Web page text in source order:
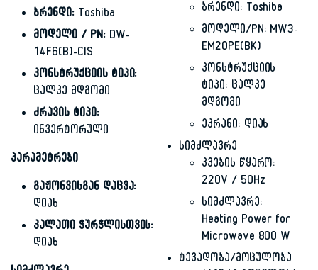
ბრენდი:Toshiba
მოდელი / PN:DW-
14F6(B)-CIS
კონსტრუქციის ტიპი:
ცალკე მდგომი
ძრავის ტიპი:
ინვერტორული
პარამეტრები
გაჟონვისგან დაცვა:
დიახ
კალათი ჭურჭლისთვის:
დიახ
ბრენდი: Toshiba
მოდელი/PN: MW3-
EM20PE(BK)
კონსტრუქციის
ტიპი: ცალკე
მდგომი
ეკრანი: დიახ
სიმძლავრე
კვების წყარო:
220V / 50Hz
სიმძლავრე:
Heating Power for
Microwave 800 W
ტევადობა/მოცულობა